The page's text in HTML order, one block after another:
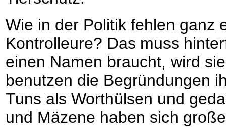
Wie in der Politik fehlen ganz
Kontrolleure? Das muss
einen Namen braucht, wird
benutzen die Begründungen
Tuns als Worthülsen und
und Mäzene haben sich